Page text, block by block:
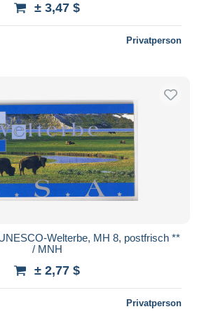
± 3,47 $
Privatperson
Welterbe, MH 8, postfrisch **
/ MNH
± 2,77 $
Privatperson